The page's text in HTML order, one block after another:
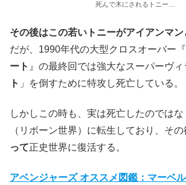
死んで木にされるトニー…
その後はこの若いトニーがアイアンマ
だが、1990年代の大型クロスオーバー『
ート 』の最終回では強大なスーパーヴィ
ト 」を倒すために特攻し死亡している。
しかしこの時も、実は死亡したのでは
（リボーン世界）に転生しており、その
って正史世界に復活する。
アベンジャーズ オススメ図鑑：マーベ